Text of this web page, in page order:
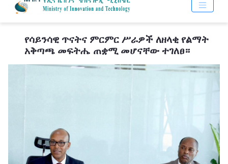
የሳይንሳዊ ጥናትና ምርምር ሥራዎች ለዘላቂ የልማት
አቅጣጫ መፍትሔ ጠቋሚ መሆናቸው ተገለፀ።